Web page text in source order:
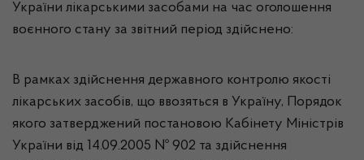
України лікарськими засобами на час оголошення
воєнного стану за звітний період здійснено:
В рамках здійснення державного контролю якості
лікарських засобів, що ввозяться в Україну, Порядок
якого затверджений постановою Кабінету Міністрів
України від 14.09.2005 № 902 та здійснення